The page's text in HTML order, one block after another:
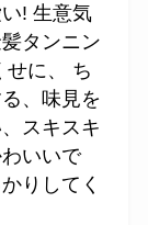
! 生意気
タンニン
せに、 ち
、味見を
スキスキ
いいで
りしてく